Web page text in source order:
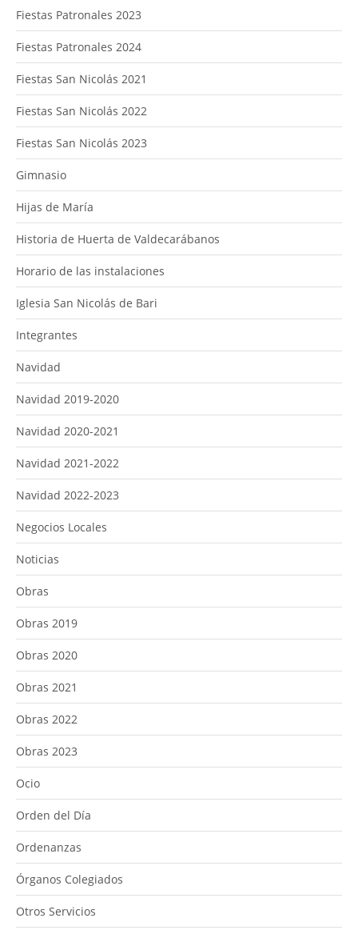
Fiestas Patronales 2023
Fiestas Patronales 2024
Fiestas San Nicolás 2021
Fiestas San Nicolás 2022
Fiestas San Nicolás 2023
Gimnasio
Hijas de María
Historia de Huerta de Valdecarábanos
Horario de las instalaciones
Iglesia San Nicolás de Bari
Integrantes
Navidad
Navidad 2019-2020
Navidad 2020-2021
Navidad 2021-2022
Navidad 2022-2023
Negocios Locales
Noticias
Obras
Obras 2019
Obras 2020
Obras 2021
Obras 2022
Obras 2023
Ocio
Orden del Día
Ordenanzas
Órganos Colegiados
Otros Servicios